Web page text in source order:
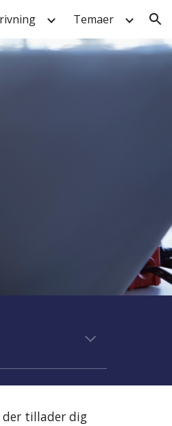
Temaer
tillader dig